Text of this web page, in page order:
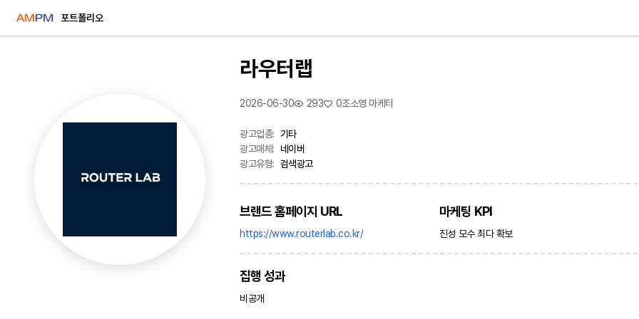
포트폴리오
라우터랩
2026-06-30 293 0조소영 마케터
광고업종: 기타
광고매체:
네이버
광고유형: 검색광고
브랜드 홈페이지 URL
https://www.routerlab.co.kr/
마케팅 KPI
진성 모수 최다 확보
집행 성과
비공개